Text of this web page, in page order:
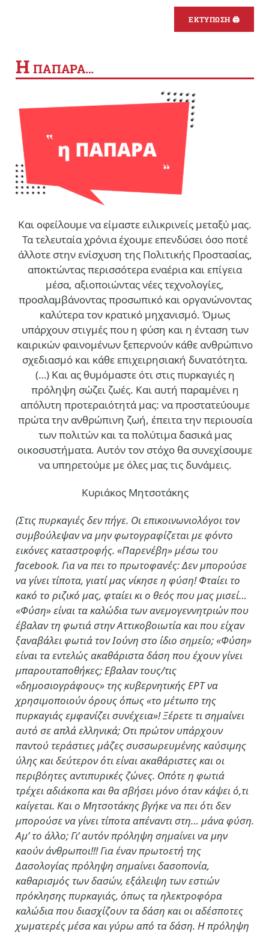
ΕΚΤΥΠΩΣΗ 🖨
Η ΠΑΠΑΡΑ…
Και οφείλουμε να είμαστε ειλικρινείς μεταξύ μας.
Τα τελευταία χρόνια έχουμε επενδύσει όσο ποτέ
άλλοτε στην ενίσχυση της Πολιτικής Προστασίας,
αποκτώντας περισσότερα εναέρια και επίγεια
μέσα, αξιοποιώντας νέες τεχνολογίες,
προσλαμβάνοντας προσωπικό και οργανώνοντας
καλύτερα τον κρατικό μηχανισμό. Όμως
υπάρχουν στιγμές που η φύση και η ένταση των
καιρικών φαινομένων ξεπερνούν κάθε ανθρώπινο
σχεδιασμό και κάθε επιχειρησιακή δυνατότητα.
(…) Και ας θυμόμαστε ότι στις πυρκαγιές η
πρόληψη σώζει ζωές. Και αυτή παραμένει η
απόλυτη προτεραιότητά μας: να προστατεύουμε
πρώτα την ανθρώπινη ζωή, έπειτα την περιουσία
των πολιτών και τα πολύτιμα δασικά μας
οικοσυστήματα. Αυτόν τον στόχο θα συνεχίσουμε
να υπηρετούμε με όλες μας τις δυνάμεις.
Κυριάκος Μητσοτάκης
(Στις πυρκαγιές δεν πήγε. Οι επικοινωνιολόγοι τον
συμβούλεψαν να μην φωτογραφίζεται με φόντο
εικόνες καταστροφής. «Παρενέβη» μέσω του
facebook. Για να πει το πρωτοφανές: Δεν μπορούσε
να γίνει τίποτα, γιατί μας νίκησε η φύση! Φταίει το
κακό το ριζικό μας, φταίει κι ο θεός που μας μισεί…
«Φύση» είναι τα καλώδια των ανεμογεννητριών που
έβαλαν τη φωτιά στην Αττικοβοιωτία και που είχαν
ξαναβάλει φωτιά τον Ιούνη στο ίδιο σημείο; «Φύση»
είναι τα εντελώς ακαθάριστα δάση που έχουν γίνει
μπαρουταποθήκες; Εβαλαν τους/τις
«δημοσιογράφους» της κυβερνητικής ΕΡΤ να
χρησιμοποιούν όρους όπως «το μέτωπο της
πυρκαγιάς εμφανίζει συνέχεια»! Ξέρετε τι σημαίνει
αυτό σε απλά ελληνικά; Οτι πρώτον υπάρχουν
παντού τεράστιες μάζες συσσωρευμένης καύσιμης
ύλης και δεύτερον ότι είναι ακαθάριστες και οι
περιβόητες αντιπυρικές ζώνες. Οπότε η φωτιά
τρέχει αδιάκοπα και θα σβήσει μόνο όταν κάψει ό,τι
καίγεται. Και ο Μητσοτάκης βγήκε να πει ότι δεν
μπορούσε να γίνει τίποτα απέναντι στη… μάνα φύση.
Αμ’ το άλλο; Γι’ αυτόν πρόληψη σημαίνει να μην
καούν άνθρωποι!!! Για έναν πρωτοετή της
Δασολογίας πρόληψη σημαίνει δασοπονία,
καθαρισμός των δασών, εξάλειψη των εστιών
πρόκλησης πυρκαγιάς, όπως τα ηλεκτροφόρα
καλώδια που διασχίζουν τα δάση και οι αδέσποτες
χωματερές μέσα και γύρω από τα δάση. Η πρόληψη